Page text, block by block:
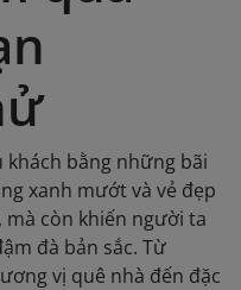
khách bằng những bãi
xanh mướt và vẻ đẹp
mà còn khiến người ta
đà bản sắc. Từ
vị quê nhà đến đặc